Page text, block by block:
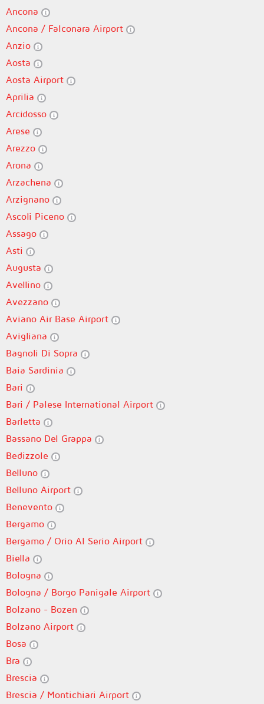
Ancona
Ancona / Falconara Airport
Anzio
Aosta
Aosta Airport
Aprilia
Arcidosso
Arese
Arezzo
Arona
Arzachena
Arzignano
Ascoli Piceno
Assago
Asti
Augusta
Avellino
Avezzano
Aviano Air Base Airport
Avigliana
Bagnoli Di Sopra
Baia Sardinia
Bari
Bari / Palese International Airport
Barletta
Bassano Del Grappa
Bedizzole
Belluno
Belluno Airport
Benevento
Bergamo
Bergamo / Orio Al Serio Airport
Biella
Bologna
Bologna / Borgo Panigale Airport
Bolzano - Bozen
Bolzano Airport
Bosa
Bra
Brescia
Brescia / Montichiari Airport